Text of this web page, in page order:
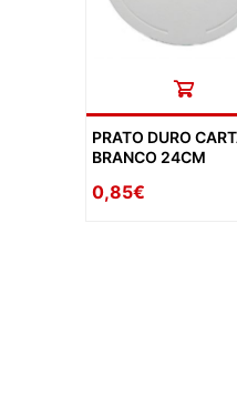
PRATO DURO
BRANCO 24CM
0,85€